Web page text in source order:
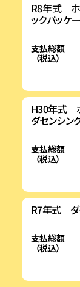
R8年式 ホ
ックパッ
支払総額
（税込）
H30年式
ダセンシ
支払総額
（税込）
R7年式
支払総額
（税込）